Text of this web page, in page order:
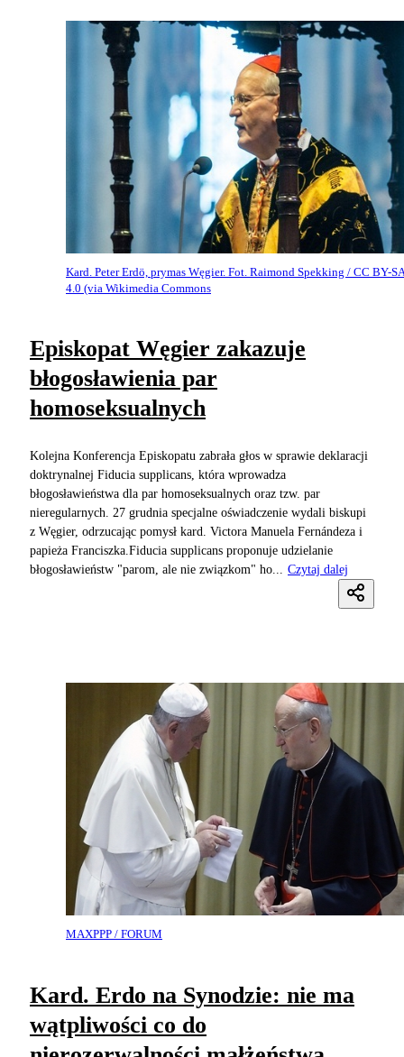
Kard. Peter Erdö, prymas Węgier. Fot. Raimond Spekking / CC BY-
4.0 (via Wikimedia Commons
Episkopat Węgier zakazuje
błogosławienia par
homoseksualnych
Kolejna Konferencja Episkopatu zabrała głos w sprawie deklaracji
doktrynalnej Fiducia supplicans, która wprowadza
błogosławieństwa dla par homoseksualnych oraz tzw. par
nieregularnych. 27 grudnia specjalne oświadczenie wydali biskupi
z Węgier, odrzucając pomysł kard. Victora Manuela Fernándeza i
papieża Franciszka.Fiducia supplicans proponuje udzielanie
błogosławieństw "parom, ale nie związkom" ho...
Czytaj dalej
MAXPPP / FORUM
Kard. Erdo na Synodzie: nie ma
wątpliwości co do